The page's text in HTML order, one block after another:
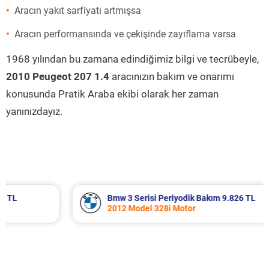
Aracın yakıt sarfiyatı artmışsa
Aracın performansında ve çekişinde zayıflama varsa
1968 yılından bu zamana edindiğimiz bilgi ve tecrübeyle,
2010 Peugeot 207 1.4 aracınızın bakım ve onarımı
konusunda Pratik Araba ekibi olarak her zaman
yanınızdayız.
Bmw 3 Serisi Periyodik Bakım 9.826 TL
2012 Model 328i Motor